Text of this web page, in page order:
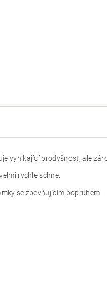
vynikající prodyšnost, ale
rychle schne.
se zpevňujícím popruhem.